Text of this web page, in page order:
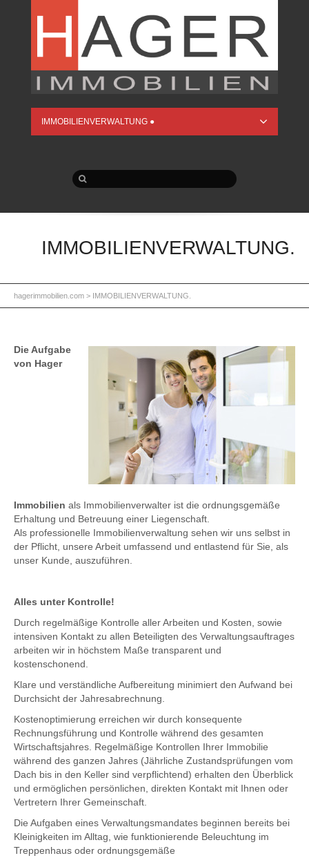
IMMOBILIENVERWALTUNG ●
IMMOBILIENVERWALTUNG.
hagerimmobilien.com > IMMOBILIENVERWALTUNG.
Die Aufgabe
von Hager
Immobilien als Immobilienverwalter ist die ordnungsgemäße
Erhaltung und Betreuung einer Liegenschaft.
Als professionelle Immobilienverwaltung sehen wir uns selbst in
der Pflicht, unsere Arbeit umfassend und entlastend für Sie, als
unser Kunde, auszuführen.
Alles unter Kontrolle!
Durch regelmäßige Kontrolle aller Arbeiten und Kosten, sowie
intensiven Kontakt zu allen Beteiligten des Verwaltungsauftrages
arbeiten wir in höchstem Maße transparent und
kostenschonend.
Klare und verständliche Aufbereitung minimiert den Aufwand bei
Durchsicht der Jahresabrechnung.
Kostenoptimierung erreichen wir durch konsequente
Rechnungsführung und Kontrolle während des gesamten
Wirtschaftsjahres. Regelmäßige Kontrollen Ihrer Immobilie
während des ganzen Jahres (Jährliche Zustandsprüfungen vom
Dach bis in den Keller sind verpflichtend) erhalten den Überblick
und ermöglichen persönlichen, direkten Kontakt mit Ihnen oder
Vertretern Ihrer Gemeinschaft.
Die Aufgaben eines Verwaltungsmandates beginnen bereits bei
Kleinigkeiten im Alltag, wie funktionierende Beleuchtung im
Treppenhaus oder ordnungsgemäße